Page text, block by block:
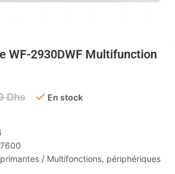
WF-2930DWF Multifunction
Dhs En stock
/ Multifonctions, périphériques